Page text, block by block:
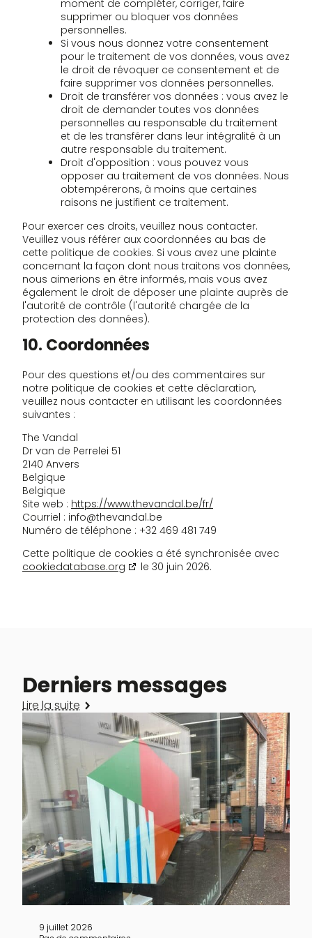
moment de compléter, corriger, faire
supprimer ou bloquer vos données
personnelles.
Si vous nous donnez votre consentement
pour le traitement de vos données, vous avez
le droit de révoquer ce consentement et de
faire supprimer vos données personnelles.
Droit de transférer vos données : vous avez le
droit de demander toutes vos données
personnelles au responsable du traitement
et de les transférer dans leur intégralité à un
autre responsable du traitement.
Droit d'opposition : vous pouvez vous
opposer au traitement de vos données. Nous
obtempérerons, à moins que certaines
raisons ne justifient ce traitement.
Pour exercer ces droits, veuillez nous contacter.
Veuillez vous référer aux coordonnées au bas de
cette politique de cookies. Si vous avez une plainte
concernant la façon dont nous traitons vos données,
nous aimerions en être informés, mais vous avez
également le droit de déposer une plainte auprès de
l'autorité de contrôle (l'autorité chargée de la
protection des données).
10. Coordonnées
Pour des questions et/ou des commentaires sur
notre politique de cookies et cette déclaration,
veuillez nous contacter en utilisant les coordonnées
suivantes :
The Vandal
Dr van de Perrelei 51
2140 Anvers
Belgique
Belgique
Site web : https://www.thevandal.be/fr/
Courriel : info@thevandal.be
Numéro de téléphone : +32 469 481 749
Cette politique de cookies a été synchronisée avec
cookiedatabase.org
le 30 juin 2026.
Derniers messages
Lire la suite
9 juillet 2026
Récemment, nous avons pu faire appel
à Werkhuizen MIN pour faire emballer
une grande quantité de chaussettes,
une mission qui a été menée avec le
même soin, la même précision et le
même engagement que tout ce qui se
fait dans notre atelier. C’est cette
qui rend cette collaboration si